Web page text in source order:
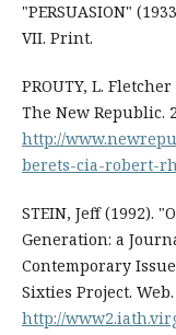
"PERSUASION"
VII. Print.
PROUTY, L.
The New Republic.
http://
berets-cia-robert-
STEIN, Jeff (1992).
Generation: a
Contemporary
Sixties Project. Web.
http://